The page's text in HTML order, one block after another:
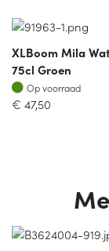
XLBoom Mila
75cl Groen
Op voorraad
Op voorraad
€ 47,50